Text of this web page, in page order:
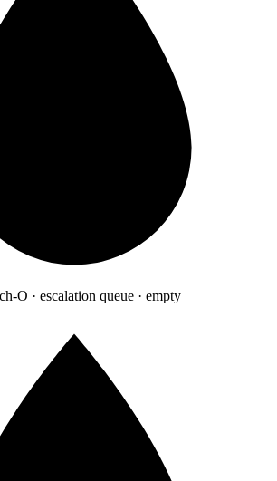
O · escalation queue · empty